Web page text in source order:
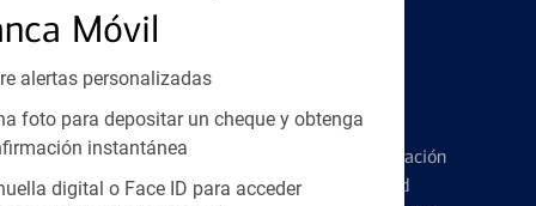
Móvil
alertas personalizadas
foto para depositar un cheque y obtenga
instantánea
digital o Face ID para acceder
Tarjetas de Crédito
Conozca los pormenores de la administración
de tarjetas de crédito y la identidad